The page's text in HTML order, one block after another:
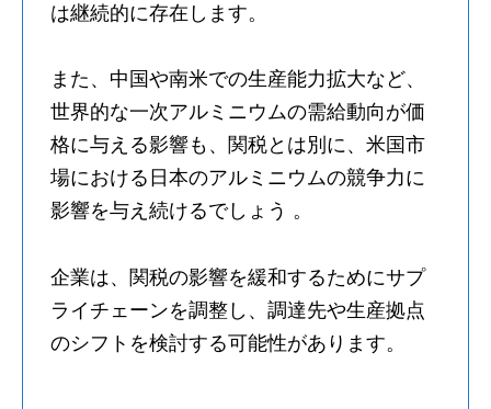
は継続的に存在します。
また、中国や南米での生産能力拡大など、
世界的な一次アルミニウムの需給動向が価
格に与える影響も、関税とは別に、米国市
場における日本のアルミニウムの競争力に
影響を与え続けるでしょう 。
企業は、関税の影響を緩和するためにサプ
ライチェーンを調整し、調達先や生産拠点
のシフトを検討する可能性があります。